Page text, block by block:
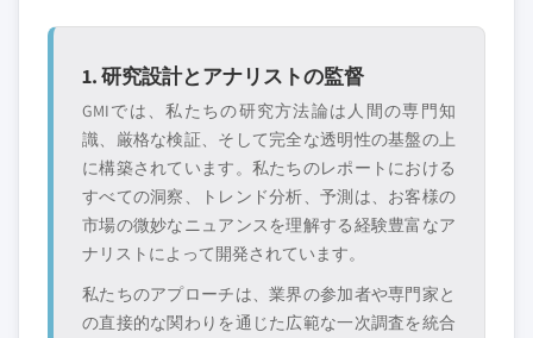
1. 研究設計とアナリストの監督
GMIでは、私たちの研究方法論は人間の専門知
識、厳格な検証、そして完全な透明性の基盤の上
に構築されています。私たちのレポートにおける
すべての洞察、トレンド分析、予測は、お客様の
市場の微妙なニュアンスを理解する経験豊富なア
ナリストによって開発されています。
私たちのアプローチは、業界の参加者や専門家と
の直接的な関わりを通じた広範な一次調査を統合